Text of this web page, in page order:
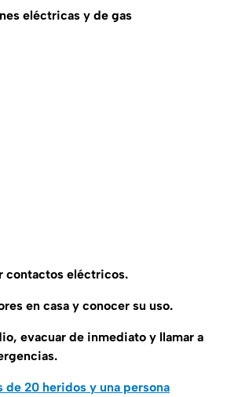
eléctricas y de gas
contactos eléctricos.
en casa y conocer su uso.
evacuar de inmediato y llamar a
de 20 heridos y una persona